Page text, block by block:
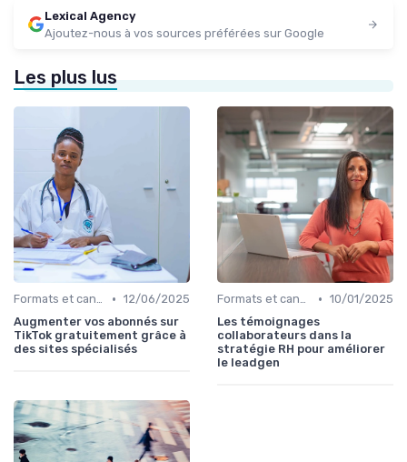
Lexical Agency
Ajoutez-nous à vos sources préférées sur Google
Les plus lus
Formats et canaux de diffusion • 12/06/2025
Augmenter vos abonnés sur
TikTok gratuitement grâce à
des sites spécialisés
Formats et canaux de diffusion • 10/01/2025
Les témoignages
collaborateurs dans la
stratégie RH pour améliorer
le leadgen